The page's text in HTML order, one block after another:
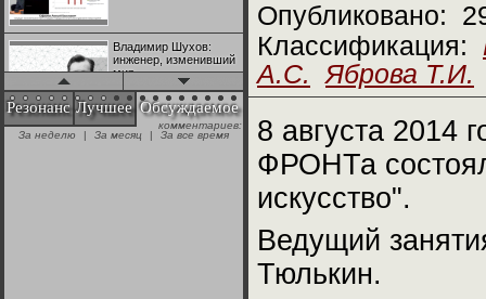
Владимир Шухов:
инженер, изменивший
мир
"Аркадий Коц" на
эгалите-фесте "Не
Резонанс Лучшее Обсуждаемое
комментариев:
За неделю
| За месяц | За все время
Опубликовано:
Классификация:
А.С.
Яброва Т.И.
8 августа 2014
ФРОНТа
искусство".
Ведущий
Тюлькин.